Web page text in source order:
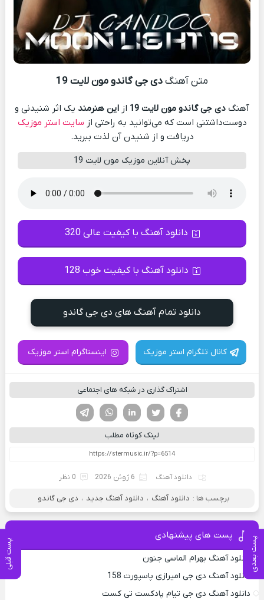
پست بعدی پست قبلی
متن آهنگدی جی گاندو مون لایت 19
آهنگ دی جی گاندو مون لایت 19 از این هنرمند یک اثر شنیدنی و
دوست‌داشتنی است که می‌توانید به راحتی از سایت استر موزیک
دریافت و از شنیدن آن لذت ببرید.
پخش آنلاین موزیک مون لایت 19
دانلود آهنگ با کیفیت عالی 320
دانلود آهنگ با کیفیت خوب 128
دانلود تمام آهنگ های دی جی گاندو
کانال تلگرام استر موزیک اینستاگرام استر موزیک
اشتراک گذاری در شبکه های اجتماعی
لینکدین تویتر
فیسوک
لینک کوتاه مطلب
دانلود آهنگ 6 ژوئن 2026 0 نظر
برچسب ها : دانلود آهنگ ، دانلود آهنگ جدید ، دی جی گاندو
پست های پیشنهادی
دانلود آهنگ بهرام الماسی جنون
دانلود آهنگ دی جی امیرازی پاسپورت 158
دانلود آهنگ دی جی تیام پادکست تی کست